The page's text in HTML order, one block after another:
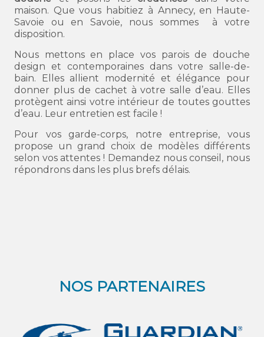
maison. Que vous habitiez à Annecy, en Haute-
Savoie ou en Savoie, nous sommes à votre
disposition.
Nous mettons en place vos parois de douche
design et contemporaines dans votre salle-de-
bain. Elles allient modernité et élégance pour
donner plus de cachet à votre salle d’eau. Elles
protègent ainsi votre intérieur de toutes gouttes
d’eau. Leur entretien est facile !
Pour vos garde-corps, notre entreprise, vous
propose un grand choix de modèles différents
selon vos attentes ! Demandez nous conseil, nous
répondrons dans les plus brefs délais.
NOS PARTENAIRES